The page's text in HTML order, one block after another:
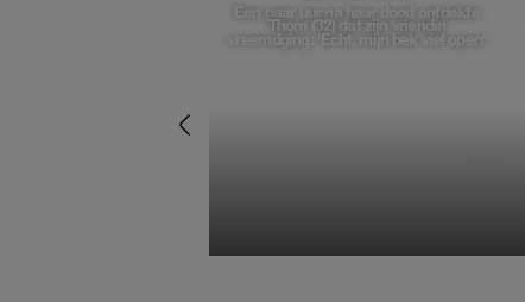
Een paar uur na haar dood ontdekte
Thom (32) dat zijn vriendin
vreemdging: 'Echt, mijn bek viel open'